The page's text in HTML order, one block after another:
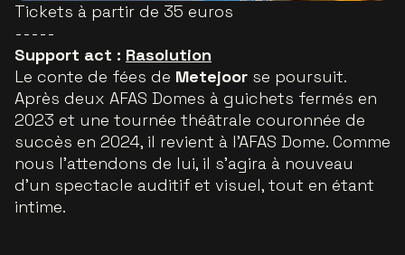
Tickets à partir de 35 euros
-----
Support act : Rasolution
Le conte de fées de Metejoor se poursuit.
Après deux AFAS Domes à guichets fermés en
2023 et une tournée théâtrale couronnée de
succès en 2024, il revient à l'AFAS Dome. Comme
nous l'attendons de lui, il s'agira à nouveau
d'un spectacle auditif et visuel, tout en étant
intime.